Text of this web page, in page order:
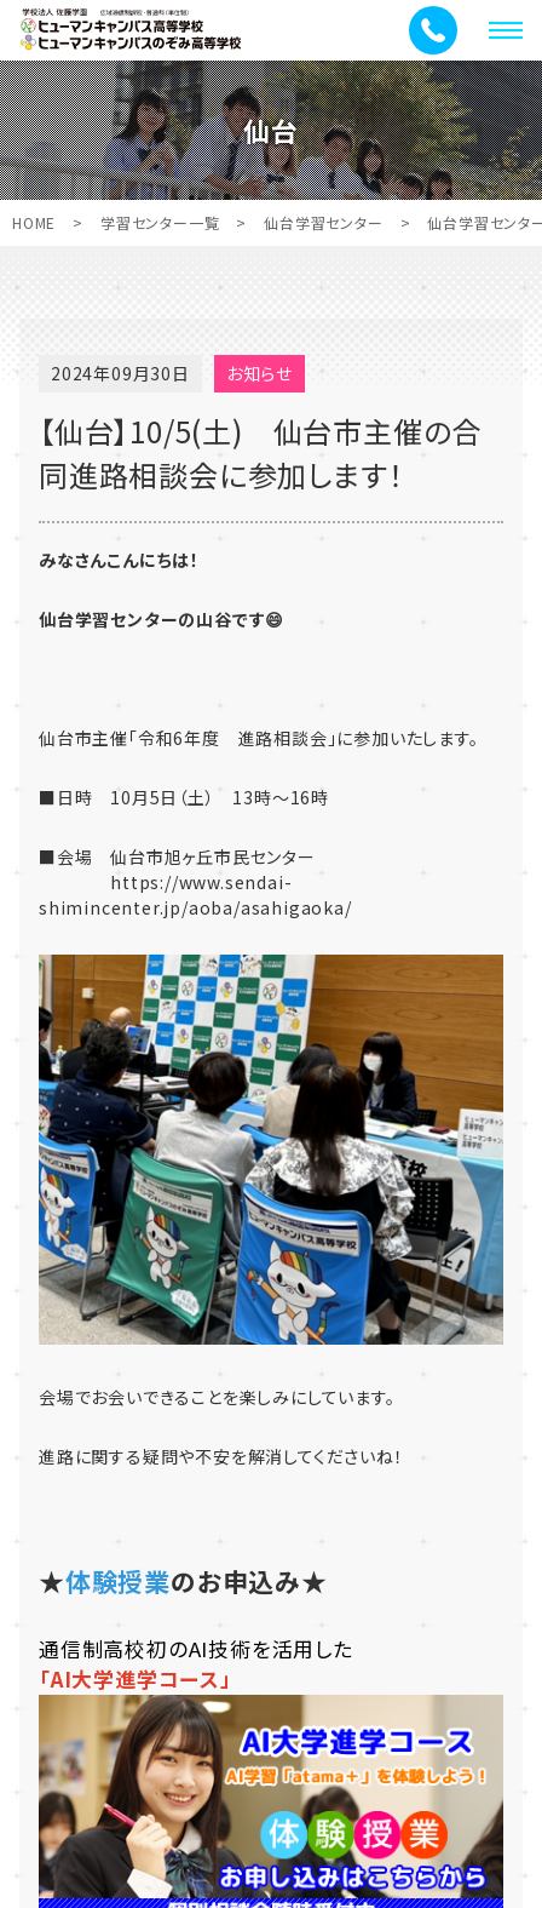
メ
ニ
ュ
ー
仙台
HOME > 学習センター一覧 > 仙台学習センター > 仙台学習センタ
2024年09月30日 お知らせ
【仙台】10/5(土) 仙台市主催の合
同進路相談会に参加します！
みなさんこんにちは！
仙台学習センターの山谷です😄
仙台市主催「令和6年度 進路相談会」に参加いたします。
■日時 10月5日（土） 13時～16時
■会場 仙台市旭ヶ丘市民センター
https://www.sendai-
shimincenter.jp/aoba/asahigaoka/
会場でお会いできることを楽しみにしています。
進路に関する疑問や不安を解消してくださいね！
★体験授業のお申込み★
通信制高校初のAI技術を活用した
「AI大学進学コース」